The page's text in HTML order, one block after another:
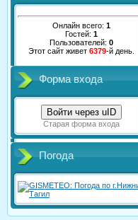
Онлайн всего: 1
Гостей: 1
Пользователей: 0
Этот сайт живет 6379-й день.
Форма входа
Войти через uID
Старая форма входа
Погода